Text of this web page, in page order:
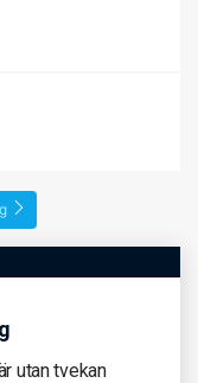
utan tvekan